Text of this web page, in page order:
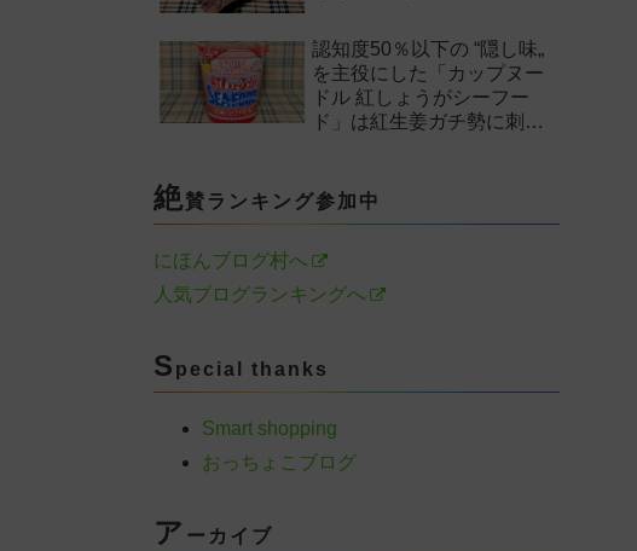
認知度50％以下の “隠し味„
を主役にした「カップヌー
ドル 紅しょうがシーフー
ド」は紅生姜ガチ勢に刺さ
絶賛ランキング参加中
にほんブログ村へ
人気ブログランキングへ
S pecial thanks
Smart shopping
おっちょこブログ
ア ーカイブ